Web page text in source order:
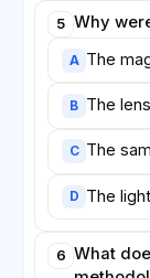
5 Why
A The
B The
C The
D The
6 What